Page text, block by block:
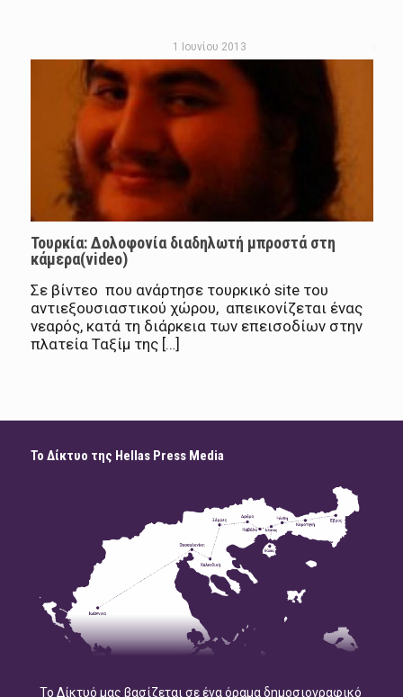
1 Ιουνίου 2013
Τουρκία: Δολοφονία διαδηλωτή μπροστά στη
κάμερα(video)
Σε βίντεο που ανάρτησε τουρκικό site του
αντιεξουσιαστικού χώρου, απεικονίζεται ένας
νεαρός, κατά τη διάρκεια των επεισοδίων στην
πλατεία Ταξίμ της […]
Το Δίκτυο της Hellas Press Media
Το Δίκτυό μας βασίζεται σε ένα όραμα δημοσιογραφικό